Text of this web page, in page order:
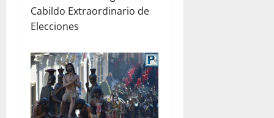
Cabildo Extraordinario de
Elecciones